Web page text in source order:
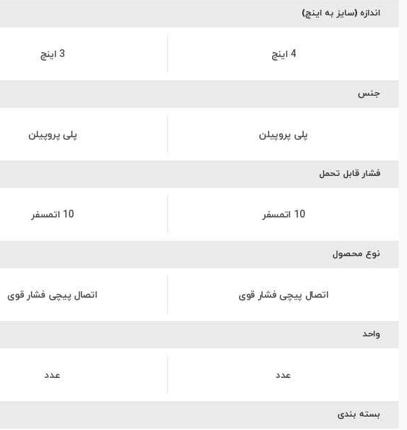
اندازه (سایز به اینچ)
4 اینچ 3 اینچ
جنس
پلی پروپیلن پلی پروپیلن
فشار قابل تحمل
10 اتمسفر 10 اتمسفر
نوع محصول
اتصال پیچی فشار قوی اتصال پیچی فشار قوی
واحد
عدد عدد
بسته بندی